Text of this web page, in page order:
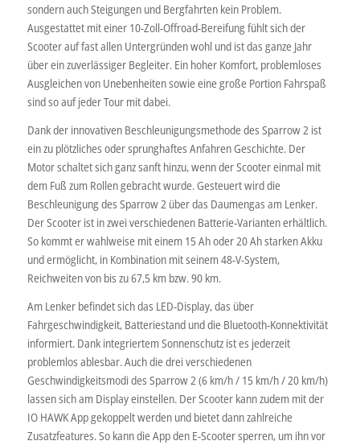
sondern auch Steigungen und Bergfahrten kein Problem.
Ausgestattet mit einer 10-Zoll-Offroad-Bereifung fühlt sich der
Scooter auf fast allen Untergründen wohl und ist das ganze Jahr
über ein zuverlässiger Begleiter. Ein hoher Komfort, problemloses
Ausgleichen von Unebenheiten sowie eine große Portion Fahrspaß
sind so auf jeder Tour mit dabei.
Dank der innovativen Beschleunigungsmethode des Sparrow 2 ist
ein zu plötzliches oder sprunghaftes Anfahren Geschichte. Der
Motor schaltet sich ganz sanft hinzu, wenn der Scooter einmal mit
dem Fuß zum Rollen gebracht wurde. Gesteuert wird die
Beschleunigung des Sparrow 2 über das Daumengas am Lenker.
Der Scooter ist in zwei verschiedenen Batterie-Varianten erhältlich.
So kommt er wahlweise mit einem 15 Ah oder 20 Ah starken Akku
und ermöglicht, in Kombination mit seinem 48-V-System,
Reichweiten von bis zu 67,5 km bzw. 90 km.
Am Lenker befindet sich das LED-Display, das über
Fahrgeschwindigkeit, Batteriestand und die Bluetooth-Konnektivität
informiert. Dank integriertem Sonnenschutz ist es jederzeit
problemlos ablesbar. Auch die drei verschiedenen
Geschwindigkeitsmodi des Sparrow 2 (6 km/h / 15 km/h / 20 km/h)
lassen sich am Display einstellen. Der Scooter kann zudem mit der
IO HAWK App gekoppelt werden und bietet dann zahlreiche
Zusatzfeatures. So kann die App den E-Scooter sperren, um ihn vor